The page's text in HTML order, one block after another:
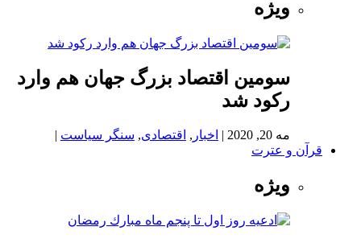
ویژه
سومین اقتصاد بزرگ جهان هم وارد
رکود شد
مه 20, 2020 | اخبار , اقتصادی, سنگر سیاست |
قرآن و عترت
ویژه